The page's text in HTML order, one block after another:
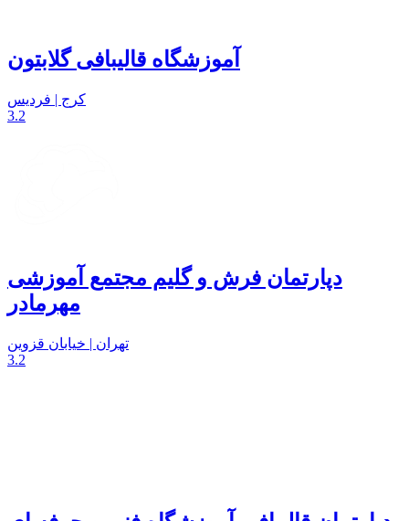
آموزشگاه قالیبافی گلابتون
کرج | فردیس
3.2
دپارتمان فرش و گلیم مجتمع آموزشی
مهرمادر
تهران | خیابان قزوین
3.2